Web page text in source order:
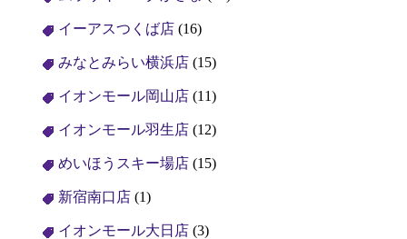
イーアスつくば店 (16)
みなとみらい横浜店 (15)
イオンモール岡山店 (11)
イオンモール羽生店 (12)
めいほうスキー場店 (15)
新宿南口店 (1)
イオンモール大日店 (3)